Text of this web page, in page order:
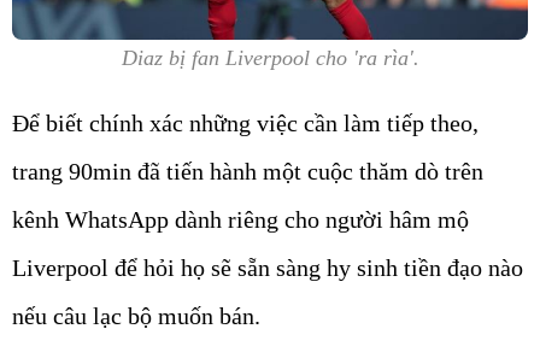
Diaz bị fan Liverpool cho 'ra rìa'.
Để biết chính xác những việc cần làm tiếp theo,
trang 90min đã tiến hành một cuộc thăm dò trên
kênh WhatsApp dành riêng cho người hâm mộ
Liverpool để hỏi họ sẽ sẵn sàng hy sinh tiền đạo nào
nếu câu lạc bộ muốn bán.